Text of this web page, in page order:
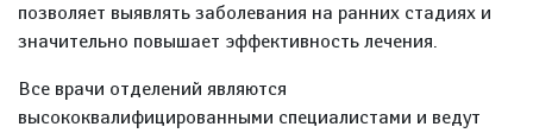
позволяет выявлять заболевания на ранних стадиях и
значительно повышает эффективность лечения.
Все врачи отделений являются
высококвалифицированными специалистами и ведут